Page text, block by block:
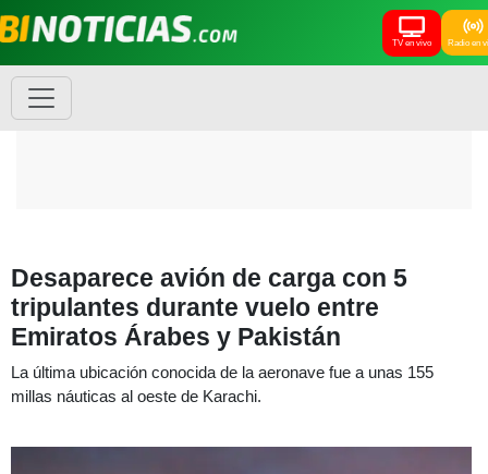
TV en vivo Radio en
Desaparece avión de carga con 5
tripulantes durante vuelo entre
Emiratos Árabes y Pakistán
La última ubicación conocida de la aeronave fue a unas 155
millas náuticas al oeste de Karachi.